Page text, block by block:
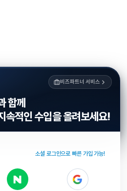
비즈파트너 서비스
함께
속적인 수입을 올려보세요!
소셜 로그인으로 빠른 가입 가능!